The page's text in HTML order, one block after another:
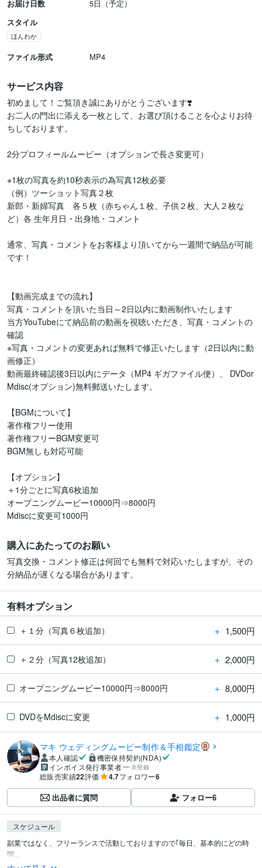
お届け日数
5日（予定）
スタイル
ほんわか
ファイル形式 MP4
サービス内容
初めまして！ご覧頂き誠にありがとうございます❣️
お二人の門出に添える一枚として、お選び頂けることを心よりお待
ちしております。
2分プロフィールムービー（オプションで長さ変更可）
※1枚の写真を約10秒表示の為写真12枚必要
（例）ツーショット写真２枚
新郎・新婦写真　各５枚（赤ちゃん１枚、子供２枚、大人２枚な
ど）各 生年月日・出身地・コメント
通常、写真・コメントをお客様より頂いてから一週間で納品が可能
です！
【動画完成までの流れ】
写真・コメントを頂いた当日～2日以内に動画制作いたします
当方YouTubeにて納品前の動画を視聴いただき、写真・コメントの
確認
※写真・コメントの変更あれば無料で修正いたします（2日以内に動
画修正）
動画最終確認後3日以内にデータ（MP4 ギガファイル便）、 DVDor
Mdisc(オプション)無料郵送いたします。
【BGMについて】
著作権フリー使用
著作権フリーBGM変更可
BGM無しも対応可能
【オプション】
＋1分ごとに写真6枚追加
オープニングムービー10000円⇒8000円
購入にあたってのお願い
写真交換・コメント修正は何回でも無料で対応いたしますが、その
分納品が遅くなる場合があります。
有料オプション
＋１分（写真６枚追加） ＋ 1,500円
＋２分（写真12枚追加） ＋ 2,000円
オープニングムービー10000円⇒8000円 ＋ 8,000円
DVDをMdiscに変更 ＋ 1,000円
マキ ウェディングムービー制作＆手相鑑定
本人確認
機密保持契約(NDA)
インボイス発行事業者
未登録
総販売実績22評価 4.7フォロワー6
出品者に質問 フォロー6
スケジュール
副業ではなく、フリーランスで活動しておりますので｢毎日、基本的にどの時
間...